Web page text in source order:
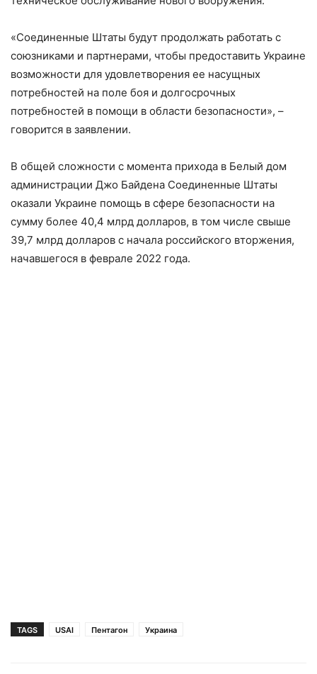
«Соединенные Штаты будут продолжать работать с
союзниками и партнерами, чтобы предоставить Украине
возможности для удовлетворения ее насущных
потребностей на поле боя и долгосрочных
потребностей в помощи в области безопасности», –
говорится в заявлении.
В общей сложности с момента прихода в Белый дом
администрации Джо Байдена Соединенные Штаты
оказали Украине помощь в сфере безопасности на
сумму более 40,4 млрд долларов, в том числе свыше
39,7 млрд долларов с начала российского вторжения,
начавшегося в феврале 2022 года.
TAGS USAI Пентагон Украина